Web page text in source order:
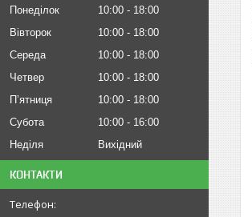
Понеділок 10:00
18:00
Вівторок
10:00
18:00
Середа
10:00
18:00
Четвер
10:00
18:00
Пʼятниця
10:00
18:00
Субота
10:00
16:00
Неділя
Вихідний
КОНТАКТИ